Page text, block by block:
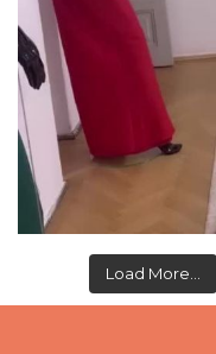
Load More...